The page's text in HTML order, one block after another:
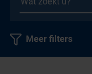
Meer filters